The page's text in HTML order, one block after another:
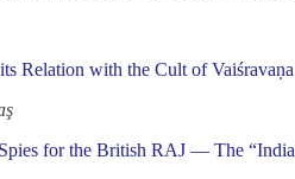
Relation with the Cult of Vaiśravaṇa
for the British RAJ — The